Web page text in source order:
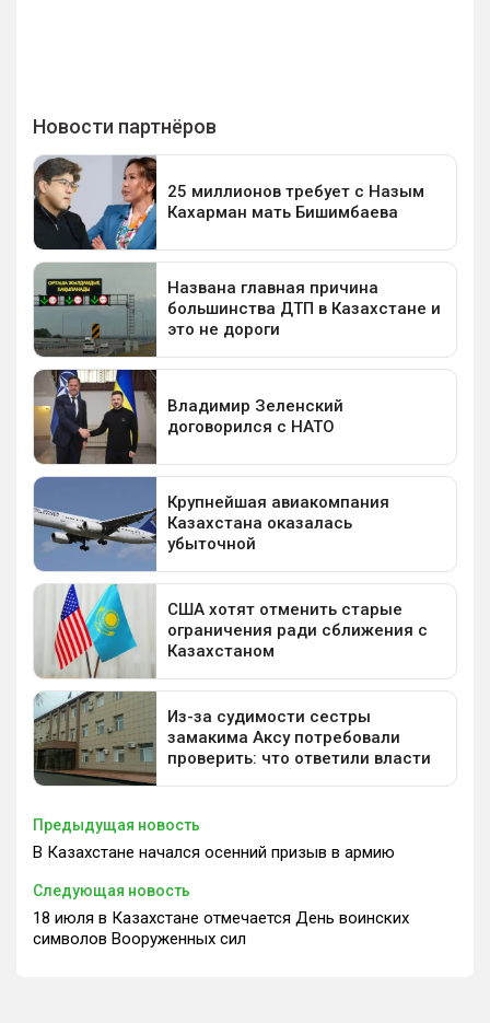
Предыдущая новость
В Казахстане начался осенний призыв в армию
Следующая новость
18 июля в Казахстане отмечается День воинских
символов Вооруженных сил